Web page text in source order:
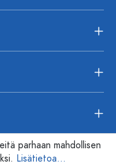
parhaan mahdollisen
Lisätietoa...